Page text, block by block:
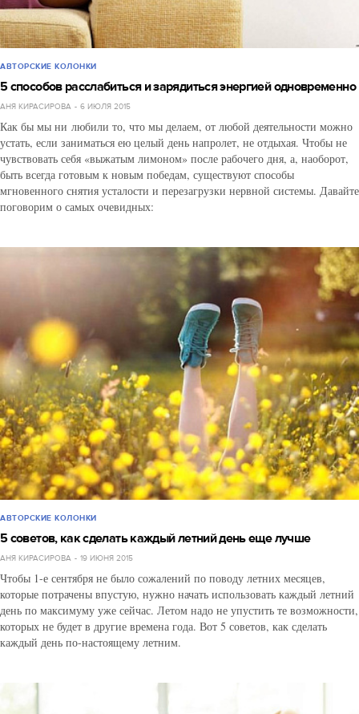
АВТОРСКИЕ КОЛОНКИ
5 способов расслабиться и зарядиться энергией одновременно
АНЯ КИРАСИРОВА 6 ИЮЛЯ 2015
Как бы мы ни любили то, что мы делаем, от любой деятельности можно
устать, если заниматься ею целый день напролет, не отдыхая. Чтобы не
чувствовать себя «выжатым лимоном» после рабочего дня, а, наоборот,
быть всегда готовым к новым победам, существуют способы
мгновенного снятия усталости и перезагрузки нервной системы. Давайте
поговорим о самых очевидных:
АВТОРСКИЕ КОЛОНКИ
5 советов, как сделать каждый летний день еще лучше
АНЯ КИРАСИРОВА 19 ИЮНЯ 2015
Чтобы 1-е сентября не было сожалений по поводу летних месяцев,
которые потрачены впустую, нужно начать использовать каждый летний
день по максимуму уже сейчас. Летом надо не упустить те возможности,
которых не будет в другие времена года. Вот 5 советов, как сделать
каждый день по-настоящему летним.